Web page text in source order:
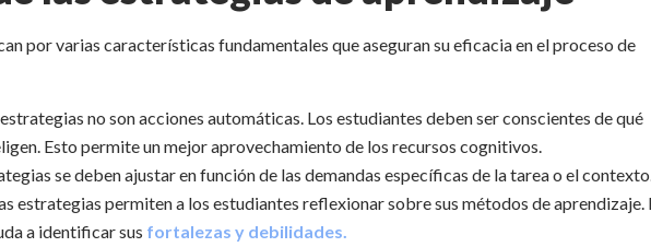
por varias características fundamentales que aseguran su eficacia en el proceso de
estrategias no son acciones automáticas. Los estudiantes deben ser conscientes de qué
Esto permite un mejor aprovechamiento de los recursos cognitivos.
se deben ajustar en función de las demandas específicas de la tarea o el contexto.
estrategias permiten a los estudiantes reflexionar sobre sus métodos de aprendizaje.
a identificar sus fortalezas y debilidades.